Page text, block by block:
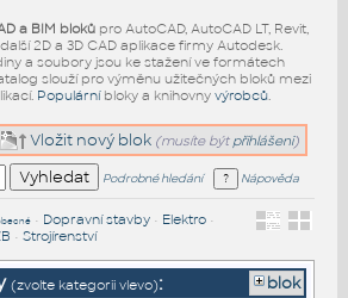
a BIM blokůpro AutoCAD, AutoCAD LT, Revit,
2D a 3D CAD aplikace firmy Autodesk.
a soubory jsou ke stažení ve formátech
slouží pro výměnu užitečných bloků mezi
Populárníbloky a knihovny výrobců.
Vložit nový blok (musíte být přihlášeni)
Podrobné hledání Nápověda
• Dopravní stavby• Elektro•
• Strojírenství
(zvolte kategorii vlevo): blok